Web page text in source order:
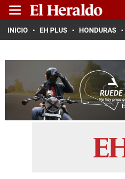
INICIO EH PLUS HONDURAS